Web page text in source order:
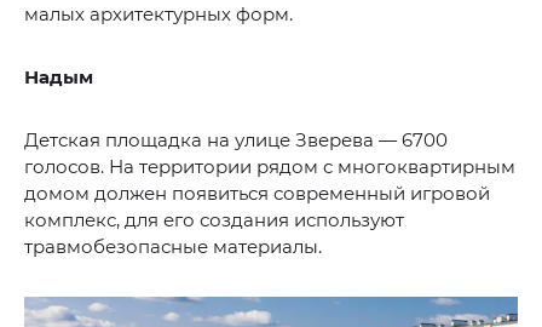
малых архитектурных форм.
Надым
Детская площадка на улице Зверева — 6700
голосов. На территории рядом с многоквартирным
домом должен появиться современный игровой
комплекс, для его создания используют
травмобезопасные материалы.